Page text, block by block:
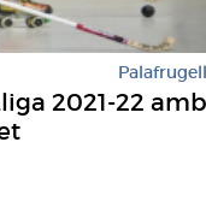
Palafrugell
2021-22 amb